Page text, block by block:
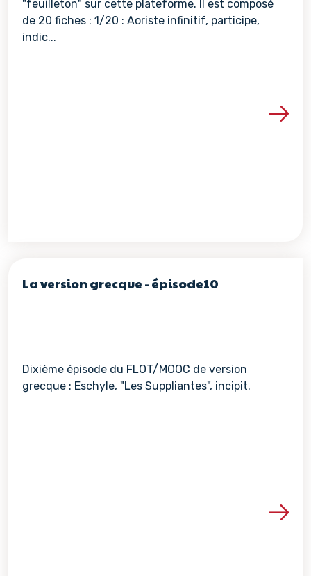
"feuilleton" sur cette plateforme. Il est composé
de 20 fiches : 1/20 : Aoriste infinitif, participe,
indic...
Voir les détails de la
La version grecque - épisode10
Dixième épisode du FLOT/MOOC de version
grecque : Eschyle, "Les Suppliantes", incipit.
Voir les détails de la